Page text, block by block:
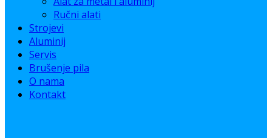
Ručni alati
Strojevi
Aluminij
Servis
Brušenje pila
O nama
Kontakt